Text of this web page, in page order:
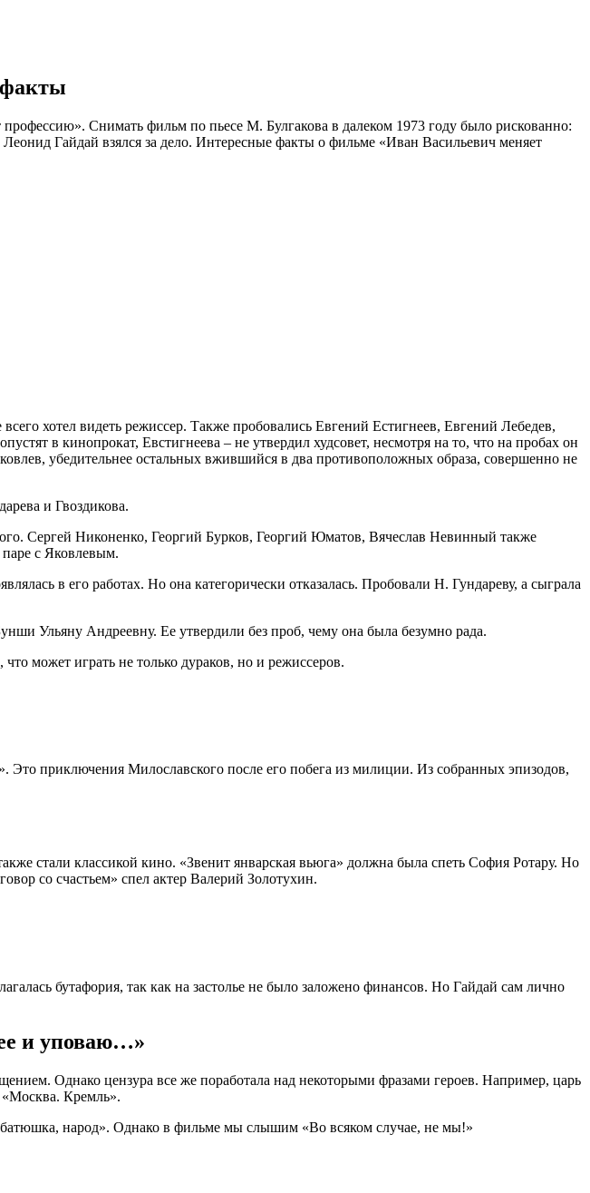
Снимать фильм по пьесе М. Булгакова в далеком 1973 году было рискованно:
Гайдай взялся за дело. Интересные факты о фильме «Иван Васильевич меняет
хотел видеть режиссер. Также пробовались Евгений Естигнеев, Евгений Лебедев,
в кинопрокат, Евстигнеева – не утвердил худсовет, несмотря на то, что на пробах он
убедительнее остальных вжившийся в два противоположных образа, совершенно не
и Гвоздикова.
Сергей Никоненко, Георгий Бурков, Георгий Юматов, Вячеслав Невинный также
с Яковлевым.
в его работах. Но она категорически отказалась. Пробовали Н. Гундареву, а сыграла
Ульяну Андреевну. Ее утвердили без проб, чему она была безумно рада.
может играть не только дураков, но и режиссеров.
Это приключения Милославского после его побега из милиции. Из собранных эпизодов,
стали классикой кино. «Звенит январская вьюга» должна была спеть София Ротару. Но
со счастьем» спел актер Валерий Золотухин.
бутафория, так как на застолье не было заложено финансов. Но Гайдай сам лично
и уповаю…»
Однако цензура все же поработала над некоторыми фразами героев. Например, царь
«Москва. Кремль».
батюшка, народ». Однако в фильме мы слышим «Во всяком случае, не мы!»